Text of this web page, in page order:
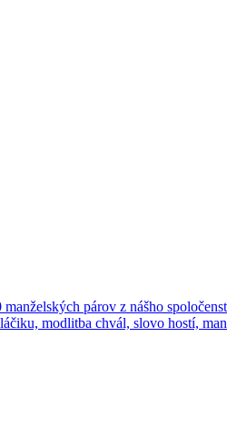
párov z nášho
modlitba chvál, slovo hostí,